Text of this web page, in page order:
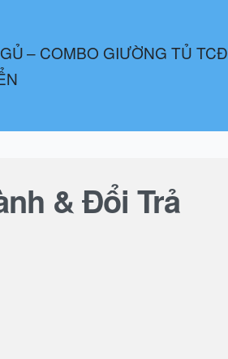
– COMBO GIƯỜNG TỦ TCĐ
& Đổi Trả